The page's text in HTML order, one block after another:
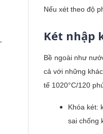
Nếu xét theo độ
Két nhập
Bề ngoài như
cả với những
tế 1020°C/120
Khóa két:
sai chống